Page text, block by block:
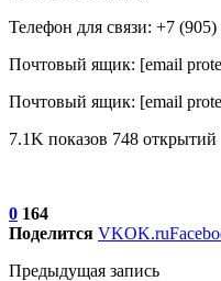
Телефон для связи: +7
Почтовый ящик: [email
Почтовый ящик: [email
7.1K показов 748 открытий
0 164
Поделится VKOK.ru
Предыдущая запись